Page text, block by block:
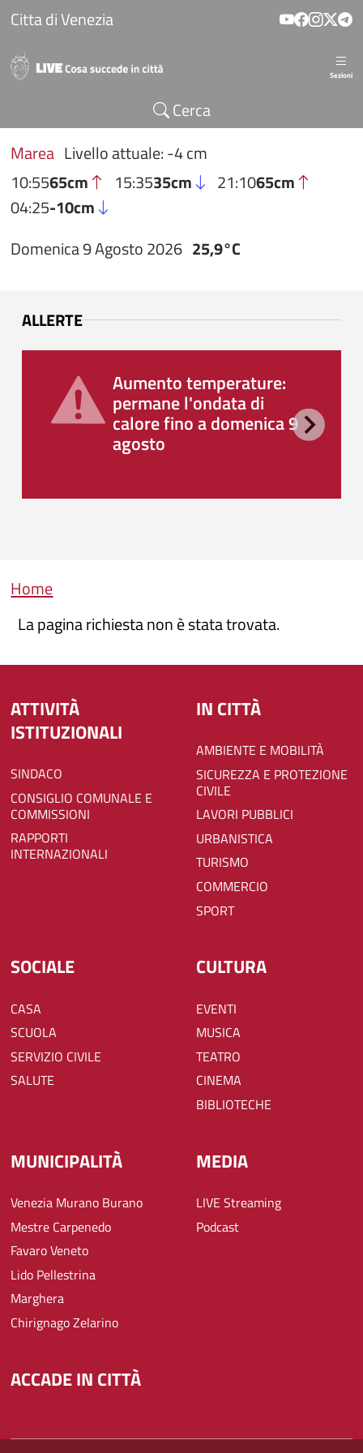
Salta al contenuto principale
Citta di Venezia
Sezioni
Cerca
Marea Livello attuale: -4 cm
10:5565cm 15:3535cm 21:1065cm
04:25-10cm
Domenica 9 Agosto 2026 25,9°C
ALLERTE
Aumento temperature:
permane l'ondata di
calore fino a domenica 9
agosto
Briciole di pane
Home
La pagina richiesta non è stata trovata.
ATTIVITÀ
ISTITUZIONALI
SINDACO
CONSIGLIO COMUNALE E
COMMISSIONI
RAPPORTI
INTERNAZIONALI
IN CITTÀ
AMBIENTE E MOBILITÀ
SICUREZZA E PROTEZIONE
CIVILE
LAVORI PUBBLICI
URBANISTICA
TURISMO
COMMERCIO
SPORT
SOCIALE
CASA
SCUOLA
SERVIZIO CIVILE
SALUTE
CULTURA
EVENTI
MUSICA
TEATRO
CINEMA
BIBLIOTECHE
MUNICIPALITÀ
Venezia Murano Burano
Mestre Carpenedo
Favaro Veneto
Lido Pellestrina
Marghera
Chirignago Zelarino
MEDIA
LIVE Streaming
Podcast
ACCADE IN CITTÀ